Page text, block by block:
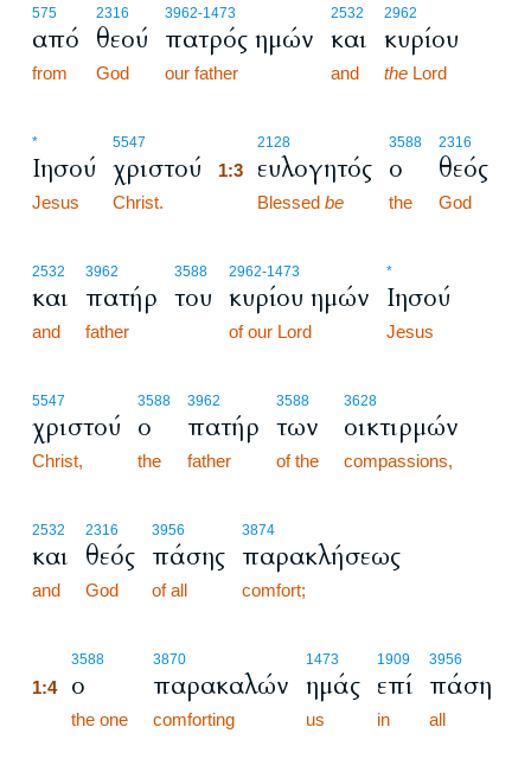
575
από
from
2316
θεού
God
3962-1473
πατρός ημών
our father
2532
και
and
2962
κυρίου
the Lord
*
Ιησού
Jesus
5547
χριστού
Christ.
2128
1:3 ευλογητός
Blessed be
3588
ο
the
2316
θεός
God
2532
και
and
3962
πατήρ
father
3588
του
2962-1473
κυρίου ημών
of our Lord
*
Ιησού
Jesus
5547
χριστού
Christ,
3588
ο
the
3962
πατήρ
father
3588
των
of the
3628
οικτιρμών
compassions,
2532
και
and
2316
θεός
God
3956
πάσης
of all
3874
παρακλήσεως
comfort;
3588
1:4 ο
the one
3870
παρακαλών
comforting
1473
ημάς
us
1909
επί
in
3956
πάση
all